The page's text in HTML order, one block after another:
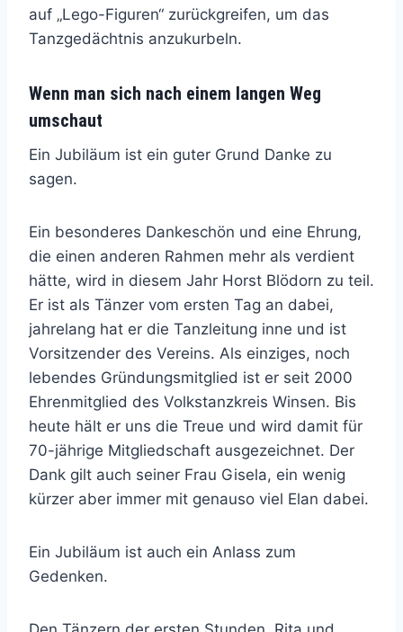
auf „Lego-Figuren“ zurückgreifen, um das
Tanzgedächtnis anzukurbeln.
Wenn man sich nach einem langen Weg
umschaut
Ein Jubiläum ist ein guter Grund Danke zu
sagen.
Ein besonderes Dankeschön und eine Ehrung,
die einen anderen Rahmen mehr als verdient
hätte, wird in diesem Jahr Horst Blödorn zu teil.
Er ist als Tänzer vom ersten Tag an dabei,
jahrelang hat er die Tanzleitung inne und ist
Vorsitzender des Vereins. Als einziges, noch
lebendes Gründungsmitglied ist er seit 2000
Ehrenmitglied des Volkstanzkreis Winsen. Bis
heute hält er uns die Treue und wird damit für
70-jährige Mitgliedschaft ausgezeichnet. Der
Dank gilt auch seiner Frau Gisela, ein wenig
kürzer aber immer mit genauso viel Elan dabei.
Ein Jubiläum ist auch ein Anlass zum
Gedenken.